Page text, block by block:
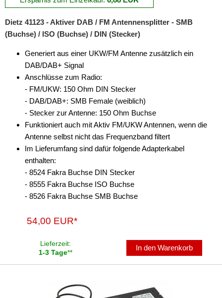
Dietz 41123 - Aktiver DAB / FM Antennensplitter - SMB
(Buchse) / ISO (Buchse) / DIN (Stecker)
Generiert aus einer UKW/FM Antenne zusätzlich ein
DAB/DAB+ Signal
Anschlüsse zum Radio:
- FM/UKW: 150 Ohm DIN Stecker
- DAB/DAB+: SMB Female (weiblich)
- Stecker zur Antenne: 150 Ohm Buchse
Funktioniert auch mit Aktiv FM/UKW Antennen, wenn die
Antenne selbst nicht das Frequenzband filtert
Im Lieferumfang sind dafür folgende Adapterkabel
enthalten:
- 8524 Fakra Buchse DIN Stecker
- 8555 Fakra Buchse ISO Buchse
- 8526 Fakra Buchse SMB Buchse
54,00 EUR*
Lieferzeit:
1-3 Tage**
In den Warenkorb